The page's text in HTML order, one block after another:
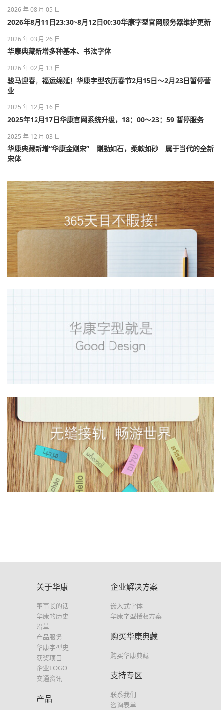
2026 年 08 月 05 日
2026年8月11日23:30~8月12日00:30华康字型官网服务器维护更新
2026 年 03 月 26 日
华康典藏新增多种基本、书法字体
2026 年 02 月 13 日
骏马迎春，福运绵延！华康字型农历春节2月15日～2月23日暂停营
业
2025 年 12 月 16 日
2025年12月17日华康官网系统升级，18：00～23：59 暂停服务
2025 年 12 月 03 日
华康典藏新增“华康金刚宋” 剛勁如石，柔軟如砂 属于当代的全新
宋体
关于华康
董事长的话
华康的历史
沿革
产品服务
华康字型史
获奖项目
企业LOGO
交通资讯
产品
企业解决方案
嵌入式字体
华康字型授权方案
购买华康典藏
购买华康典藏
支持专区
联系我们
咨询表单